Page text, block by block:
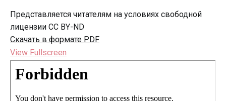
Представляется читателям на условиях свободной
лицензии CC BY-ND
Скачать в формате PDF
View Fullscreen
Перейти
содержимому